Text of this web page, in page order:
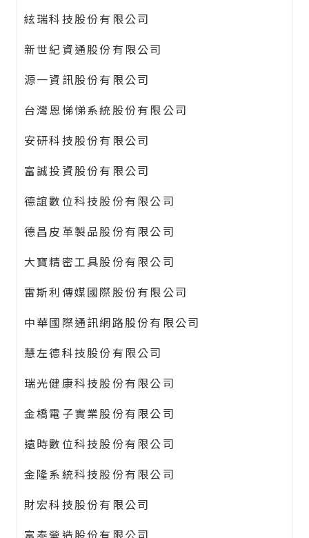
絃瑞科技股份有限公司
新世紀資通股份有限公司
源一資訊股份有限公司
台灣恩悌悌系統股份有限公司
安研科技股份有限公司
富誠投資股份有限公司
德誼數位科技股份有限公司
德昌皮革製品股份有限公司
大寶精密工具股份有限公司
雷斯利傳媒國際股份有限公司
中華國際通訊網路股份有限公司
慧左德科技股份有限公司
瑞光健康科技股份有限公司
金橋電子實業股份有限公司
遠時數位科技股份有限公司
金隆系統科技股份有限公司
財宏科技股份有限公司
富泰營造股份有限公司